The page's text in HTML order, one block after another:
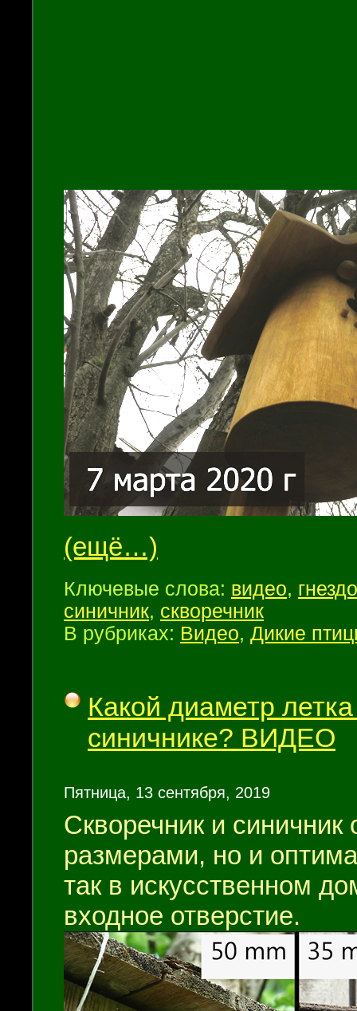
(ещё…)
Ключевые слова: видео, гнездо
синичник, скворечник
В рубриках: Видео, Дикие
Какой диаметр
синичнике? ВИДЕО
Пятница, 13 сентября, 2019
Скворечник и синичник
размерами, но и
так в искусственном
входное отверстие.